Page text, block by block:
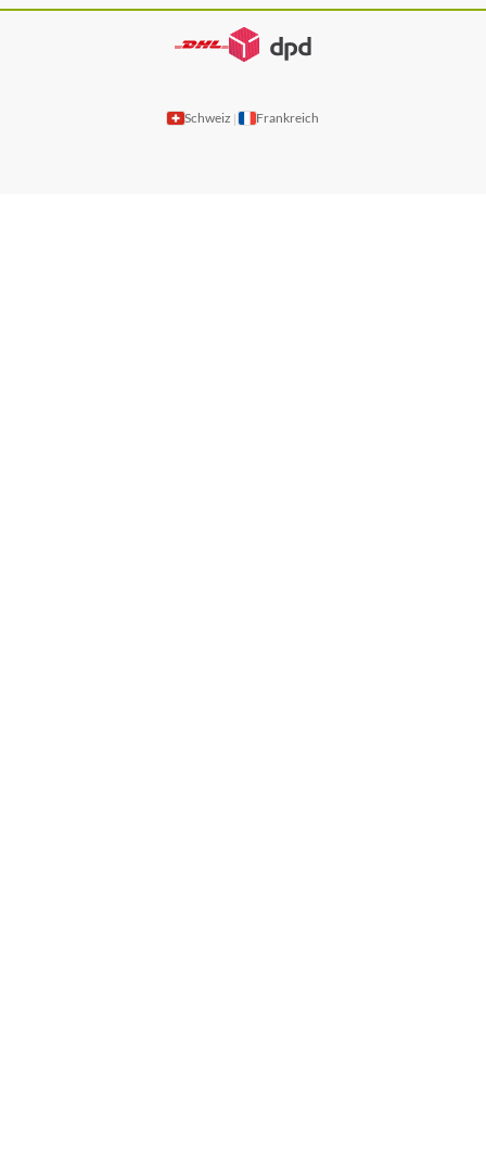
Schweiz | Frankreich